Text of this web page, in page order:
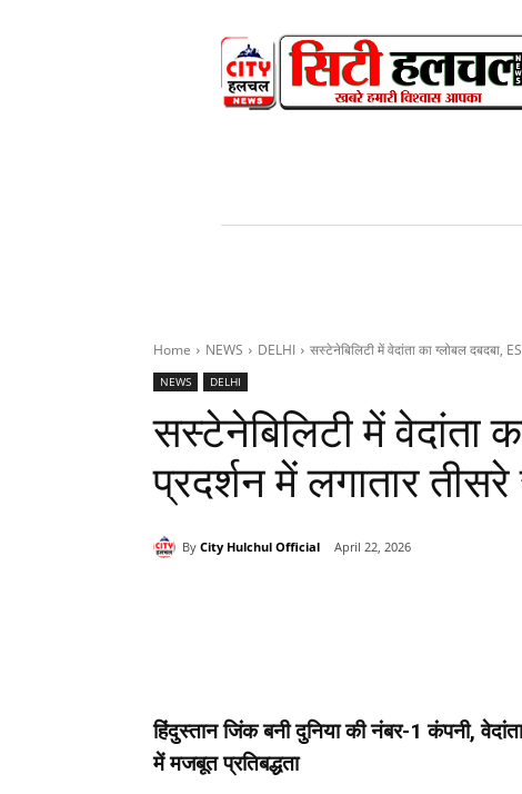
Home NEWS DELHI सस्टेनेबिलिटी में वेदांता का ग्लोबल दबदबा,
NEWS DELHI
सस्टेनेबिलिटी में वेदांता
प्रदर्शन में लगातार
By City Hulchul Official April 22, 2026
हिंदुस्तान जिंक बनी दुनिया की नंबर-1 कंपनी,
में मजबूत प्रतिबद्धता